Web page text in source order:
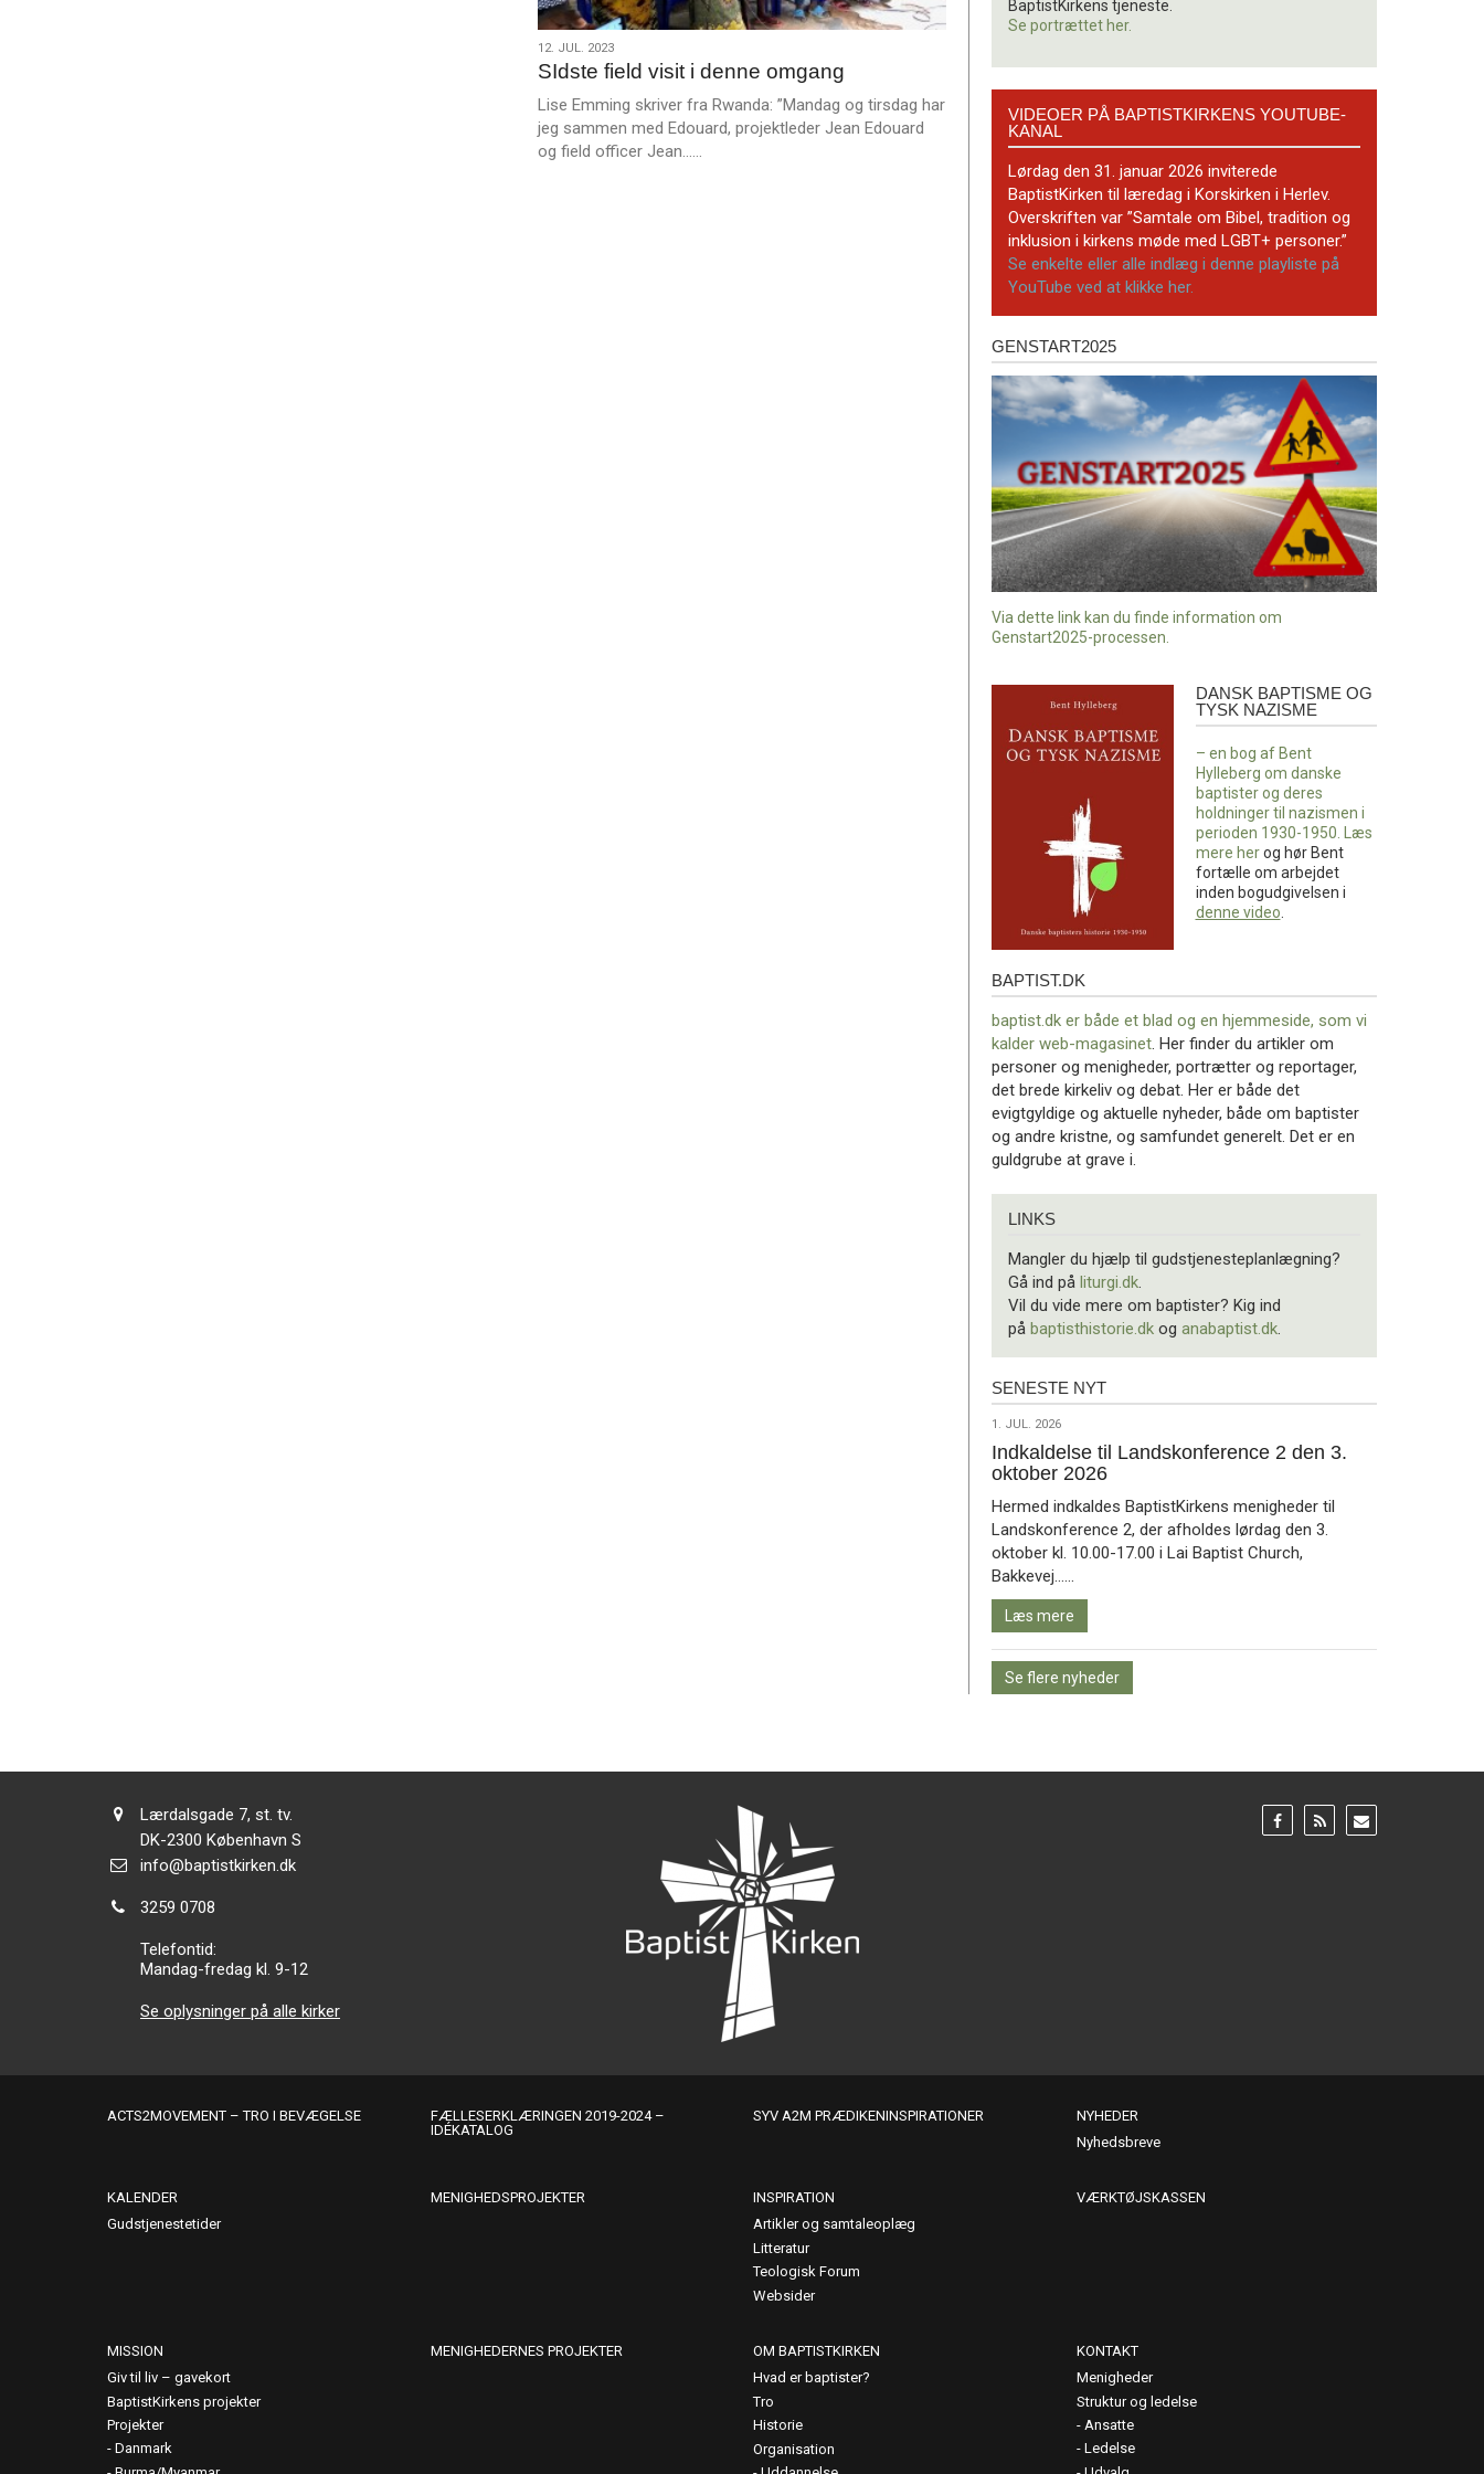
12.
jul.
2023
12. JUL. 2023
SIdste field visit i denne omgang
Lise Emming skriver fra Rwanda: ”Mandag og tirsdag har
jeg sammen med Edouard, projektleder Jean Edouard
og field officer Jean……
BaptistKirkens tjeneste.
Se portrættet her.
BaptistKirkens
YouTube-
kanal
VIDEOER PÅ BAPTISTKIRKENS YOUTUBE-
KANAL
Lørdag den 31. januar 2026 inviterede
BaptistKirken til læredag i Korskirken i Herlev.
Overskriften var ”Samtale om Bibel, tradition og
inklusion i kirkens møde med LGBT+ personer.”
Se enkelte eller alle indlæg i denne playliste på
YouTube ved at klikke her.
Genstart2025
GENSTART2025
Via dette link kan du finde information om
Genstart2025-processen.
tysk
DANSK BAPTISME OG
TYSK NAZISME
– en bog af Bent
Hylleberg om danske
baptister og deres
holdninger til nazismen i
perioden 1930-1950. Læs
mere herog hør Bent
fortælle om arbejdet
inden bogudgivelsen i
denne video.
baptist.dk
BAPTIST.DK
baptist.dk er både et blad og en hjemmeside, som vi
kalder web-magasinet . Her finder du artikler om
personer og menigheder, portrætter og reportager,
det brede kirkeliv og debat. Her er både det
evigtgyldige og aktuelle nyheder, både om baptister
og andre kristne, og samfundet generelt. Det er en
guldgrube at grave i.
LINKS
Mangler du hjælp til gudstjenesteplanlægning?
Gå ind på liturgi.dk
Vil du vide mere om baptister? Kig ind
på baptisthistorie.dk og anabaptist.dk
Seneste
SENESTE NYT
1.
jul.
2026
1. JUL. 2026
Indkaldelse til Landskonference 2 den 3.
oktober 2026
Hermed indkaldes BaptistKirkens menigheder til
Landskonference 2, der afholdes lørdag den 3.
oktober kl. 10.00-17.00 i Lai Baptist Church,
Bakkevej……
mere
Læs mere
Se flere nyheder
Adresse:
Lærdalsgade 7, st. tv.
Adresse:
DK-2300 København S
Send
info@baptistkirken.dk
Tlf.:
3259 0708
Telefontid:
Mandag-fredag kl. 9-12
Se oplysninger på alle kirker
Gå
til:
Gå
til:
Gå
til:
ACTS2MOVEMENT – TRO I BEVÆGELSE
FÆLLESERKLÆRINGEN 2019-2024 –
IDÉKATALOG
SYV A2M PRÆDIKENINSPIRATIONER
NYHEDER
Nyhedsbreve
KALENDER
Gudstjenestetider
MENIGHEDSPROJEKTER
INSPIRATION
Artikler og samtaleoplæg
Litteratur
Teologisk Forum
Websider
VÆRKTØJSKASSEN
MISSION
Giv til liv – gavekort
BaptistKirkens projekter
Projekter
Danmark
MENIGHEDERNES PROJEKTER
OM BAPTISTKIRKEN
Hvad er baptister?
Tro
Historie
Organisation
KONTAKT
Menigheder
Struktur og ledelse
Ansatte
Ledelse